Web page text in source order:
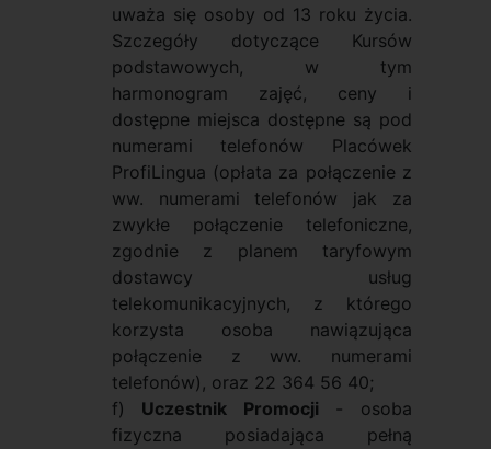
uważa się osoby od 13 roku życia.
Szczegóły dotyczące Kursów
podstawowych, w tym
harmonogram zajęć, ceny i
dostępne miejsca dostępne są pod
numerami telefonów Placówek
ProfiLingua (opłata za połączenie z
ww. numerami telefonów jak za
zwykłe połączenie telefoniczne,
zgodnie z planem taryfowym
dostawcy usług
telekomunikacyjnych, z którego
korzysta osoba nawiązująca
połączenie z ww. numerami
telefonów), oraz 22 364 56 40;
f) Uczestnik Promocji - osoba
fizyczna posiadająca pełną